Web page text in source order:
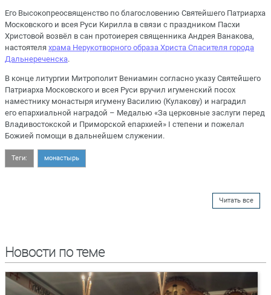
Его Высокопреосвященство по благословению Святейшего Патриарха
Московского и всея Руси Кирилла в связи с праздником Пасхи
Христовой возвёл в сан протоиерея священника Андрея Ванакова,
настоятеля храма Нерукотворного образа Христа Спасителя города
Дальнереченска.
В конце литургии Митрополит Вениамин согласно указу Святейшего
Патриарха Московского и всея Руси вручил игуменский посох
наместнику монастыря игумену Василию (Кулакову) и наградил
его епархиальной наградой – Медалью «За церковные заслуги перед
Владивостокской и Приморской епархией» I степени и пожелал
Божией помощи в дальнейшем служении.
Теги: монастырь
Читать все
Новости по теме